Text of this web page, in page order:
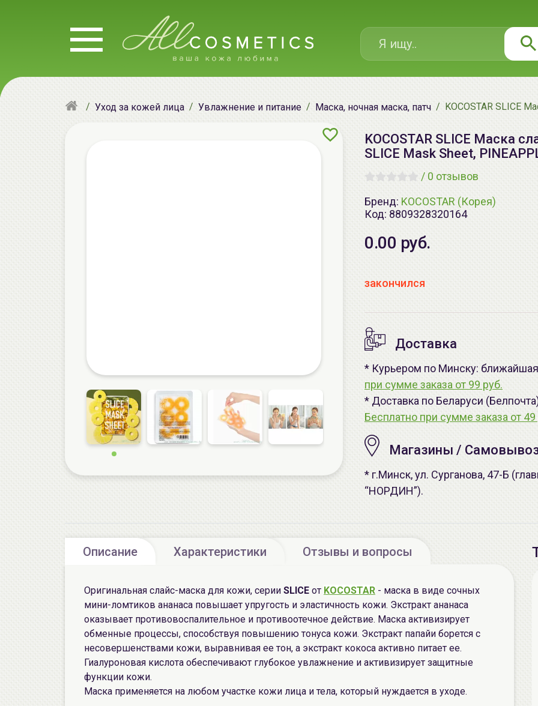
Уход за кожей лица Увлажнение и питание Маска, ночная маска, патч KOCOSTAR SLICE
KOCOSTAR SLICE Маска
SLICE Mask Sheet,
/ 0 отзывов
Бренд: KOCOSTAR (Корея)
Код: 8809328320164
0.00 руб.
закончился
Доставка
* Курьером по Минску: ближайшая
при сумме заказа от 99 руб.
* Доставка по Беларуси
Бесплатно при сумме заказа от 49
Магазины /
* г.Минск, ул. Сурганова, 47-Б
“НОРДИН”).
Описание Характеристики Отзывы и вопросы
Оригинальная слайс-маска для кожи, серии SLICE от KOCOSTAR - маска в виде сочных
мини-ломтиков ананаса повышает упругость и эластичность кожи. Экстракт ананаса
оказывает противовоспалительное и противоотечное действие. Маска активизирует
обменные процессы, способствуя повышению тонуса кожи. Экстракт папайи борется с
несовершенствами кожи, выравнивая ее тон, а экстракт кокоса активно питает ее.
Гиалуроновая кислота обеспечивают глубокое увлажнение и активизирует защитные
функции кожи.
Маска применяется на любом участке кожи лица и тела, который нуждается в уходе.